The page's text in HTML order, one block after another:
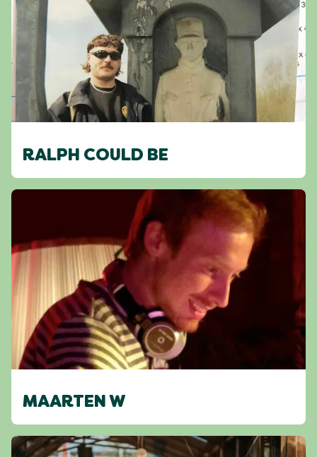
RALPH COULD BE
MAARTEN W